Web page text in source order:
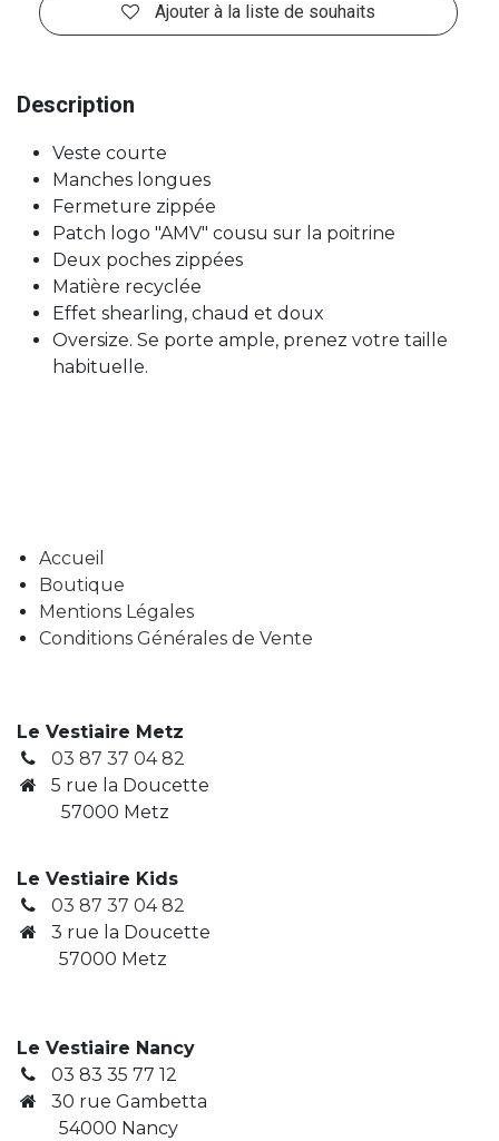
Ajouter à la liste de souhaits
Description
Veste courte
Manches longues
Fermeture zippée
Patch logo "AMV" cousu sur la poitrine
Deux poches zippées
Matière recyclée
Effet shearling, chaud et doux
Oversize. Se porte ample, prenez votre taille
habituelle.
Accueil
Boutique
Mentions Légales
Conditions Générales de Vente
Le Vestiaire Metz
03 87 37 04 82
5 rue la Doucette
57000 Metz
Le Vestiaire Kids
03 87 37 04 82
3 rue la Doucette
​ 57000 Metz
Le Vestiaire Nancy
03 83 35 77 12
30 rue Gambetta
​ 54000 Nancy